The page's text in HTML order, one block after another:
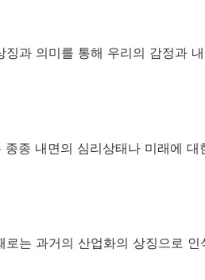
과 의미를 통해 우리의 감정과
종 내면의 심리상태나 미래에 대
는 과거의 산업화의 상징으로